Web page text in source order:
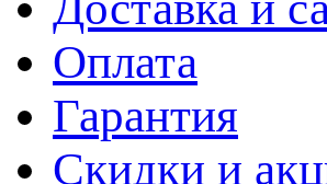
Оплата
Гарантия
Скидки и